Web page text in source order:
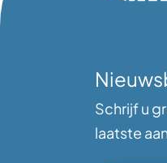
Schrijf u
laatste